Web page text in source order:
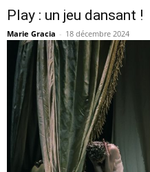
Play : un jeu dansant !
Marie Gracia - 18 décembre 2024